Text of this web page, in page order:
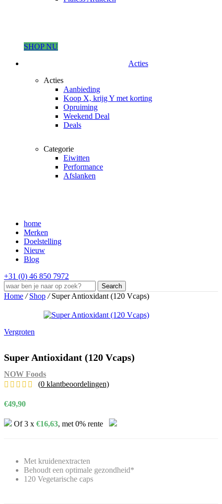
SHOP NU
Acties
Acties
Aanbieding
Koop X, krijg Y met korting
Opruiming
Weekend Deal
Deals
Categorie
Eiwitten
Performance
Afslanken
home
Merken
Doelstelling
Nieuw
Blog
+31 (0) 46 850 7972
Search
Home / Shop / Super Antioxidant (120 Vcaps)
Vergroten
Super Antioxidant (120 Vcaps)
NOW Foods
(0 klantbeoordelingen)
€49,90
Of 3 x €16,63, met 0% rente
Met kruidenextracten
Behoudt een optimale gezondheid*
120 Vegetarische caps